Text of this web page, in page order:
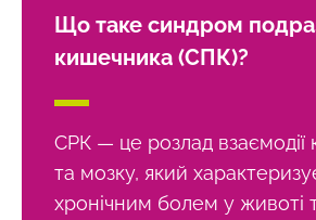
Що таке синдром
кишечника (СПК)?
СРК — це розлад взаємодії
та мозку, який
хронічним болем у животі